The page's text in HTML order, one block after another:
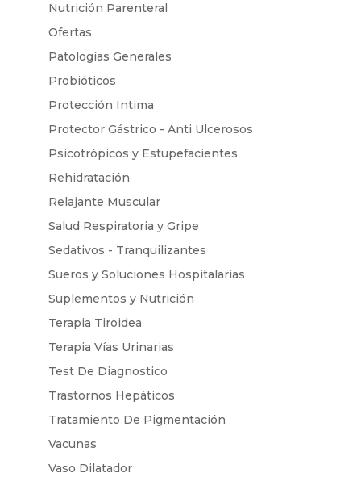
Nutrición Parenteral
Ofertas
Patologías Generales
Probióticos
Protección Intima
Protector Gástrico - Anti Ulcerosos
Psicotrópicos y Estupefacientes
Rehidratación
Relajante Muscular
Salud Respiratoria y Gripe
Sedativos - Tranquilizantes
Sueros y Soluciones Hospitalarias
Suplementos y Nutrición
Terapia Tiroidea
Terapia Vías Urinarias
Test De Diagnostico
Trastornos Hepáticos
Tratamiento De Pigmentación
Vacunas
Vaso Dilatador